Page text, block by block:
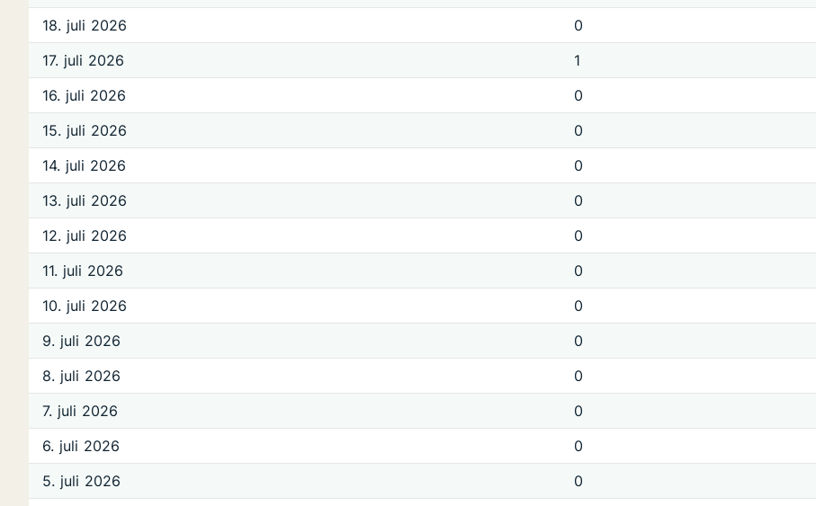
18. juli 2026
0
17. juli 2026
1
16. juli 2026
0
15. juli 2026
0
14. juli 2026
0
13. juli 2026
0
12. juli 2026
0
11. juli 2026
0
10. juli 2026
0
9. juli 2026
0
8. juli 2026
0
7. juli 2026
0
6. juli 2026
0
5. juli 2026
0